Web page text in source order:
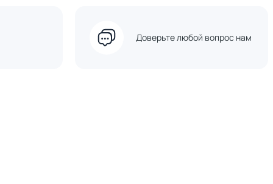
Доверьте любой вопрос нам